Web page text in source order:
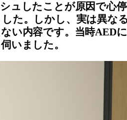
ュしたことが原因で心停
た。しかし、実は異なる
い内容です。当時AEDに
いました。